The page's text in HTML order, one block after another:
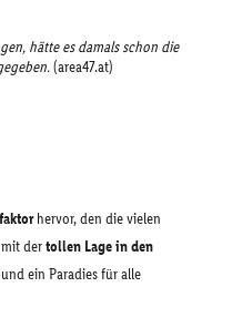
hätte es damals schon die
(area47.at)
hervor, den die vielen
dertollen Lage in den
ein Paradies für alle